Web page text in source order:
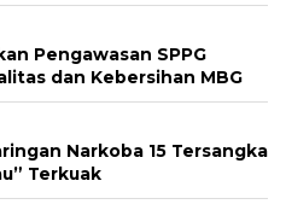
Pengawasan SPPG
dan Kebersihan MBG
Narkoba 15 Tersangka
Terkuak